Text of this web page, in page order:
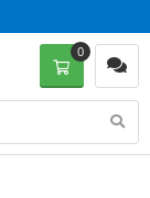
0